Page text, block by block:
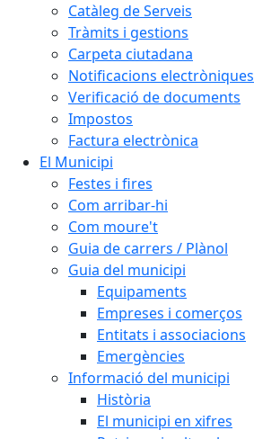
Catàleg de Serveis
Tràmits i gestions
Carpeta ciutadana
Notificacions electròniques
Verificació de documents
Impostos
Factura electrònica
El Municipi
Festes i fires
Com arribar-hi
Com moure't
Guia de carrers / Plànol
Guia del municipi
Equipaments
Empreses i comerços
Entitats i associacions
Emergències
Informació del municipi
Història
El municipi en xifres